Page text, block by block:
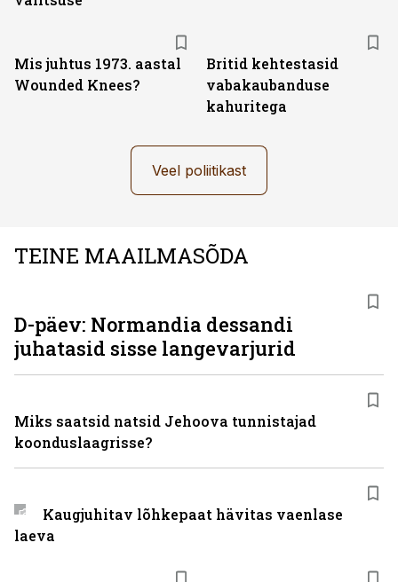
Mis juhtus 1973. aastal
Wounded Knees?
Britid kehtestasid
vabakaubanduse
kahuritega
Veel poliitikast
TEINE MAAILMASÕDA
D-päev: Normandia dessandi
juhatasid sisse langevarjurid
Miks saatsid natsid Jehoova tunnistajad
koonduslaagrisse?
Kaugjuhitav lõhkepaat hävitas vaenlase
laeva